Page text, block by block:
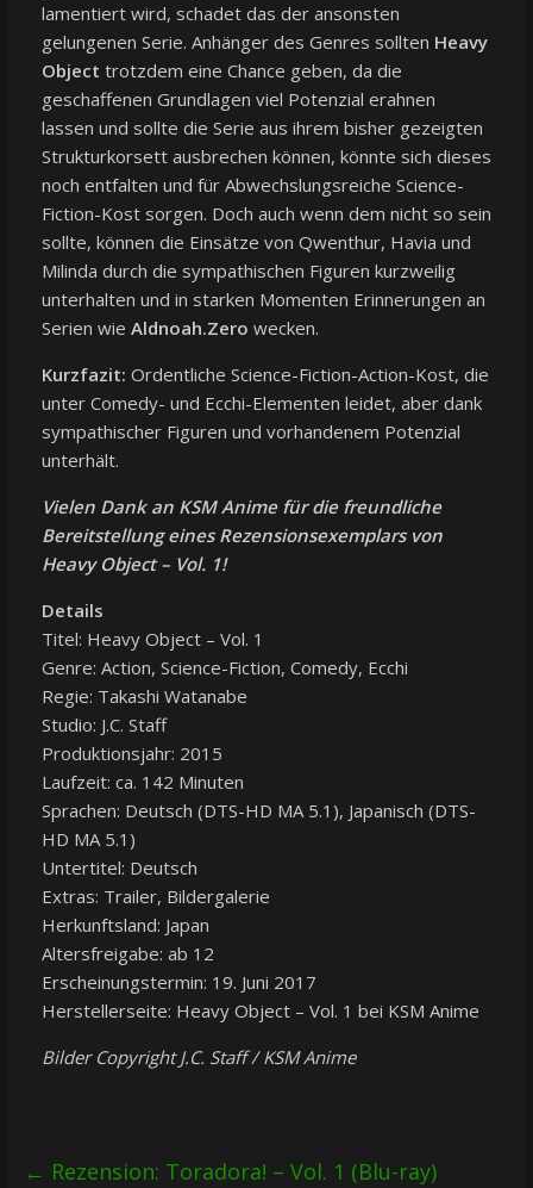
lamentiert wird, schadet das der ansonsten
gelungenen Serie. Anhänger des Genres sollten Heavy
Object trotzdem eine Chance geben, da die
geschaffenen Grundlagen viel Potenzial erahnen
lassen und sollte die Serie aus ihrem bisher gezeigten
Strukturkorsett ausbrechen können, könnte sich dieses
noch entfalten und für Abwechslungsreiche Science-
Fiction-Kost sorgen. Doch auch wenn dem nicht so sein
sollte, können die Einsätze von Qwenthur, Havia und
Milinda durch die sympathischen Figuren kurzweilig
unterhalten und in starken Momenten Erinnerungen an
Serien wie Aldnoah.Zero wecken.
Kurzfazit: Ordentliche Science-Fiction-Action-Kost, die
unter Comedy- und Ecchi-Elementen leidet, aber dank
sympathischer Figuren und vorhandenem Potenzial
unterhält.
Vielen Dank an KSM Anime für die freundliche
Bereitstellung eines Rezensionsexemplars von
Heavy Object – Vol. 1!
Details
Titel: Heavy Object – Vol. 1
Genre: Action, Science-Fiction, Comedy, Ecchi
Regie: Takashi Watanabe
Studio: J.C. Staff
Produktionsjahr: 2015
Laufzeit: ca. 142 Minuten
Sprachen: Deutsch (DTS-HD MA 5.1), Japanisch (DTS-
HD MA 5.1)
Untertitel: Deutsch
Extras: Trailer, Bildergalerie
Herkunftsland: Japan
Altersfreigabe: ab 12
Erscheinungstermin: 19. Juni 2017
Herstellerseite: Heavy Object – Vol. 1 bei KSM Anime
Bilder Copyright J.C. Staff / KSM Anime
← Rezension: Toradora! – Vol. 1 (Blu-ray)